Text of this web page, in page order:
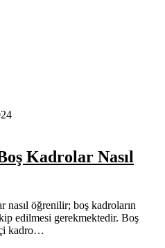
Kadrolar Nasıl
öğrenilir; boş kadroların
edilmesi gerekmektedir. Boş
kadro…